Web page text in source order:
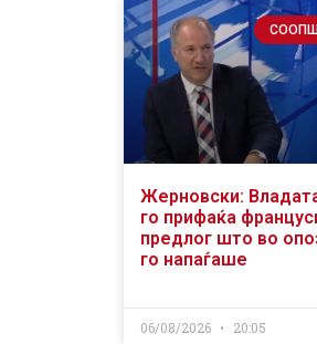
Жерновски:
го прифаќа
предлог што во
го напаѓаше
06/08/2026 20:05